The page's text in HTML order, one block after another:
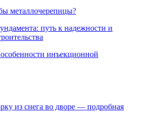
металлочерепицы?
путь к надежности и
инъекционной
из снега во дворе — подробная